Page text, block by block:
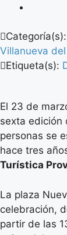
Categoría(s):
Villanueva
Etiqueta(s):
El 23 de
sexta edición
personas se
hace tres
Turística
La plaza
celebración,
partir de las